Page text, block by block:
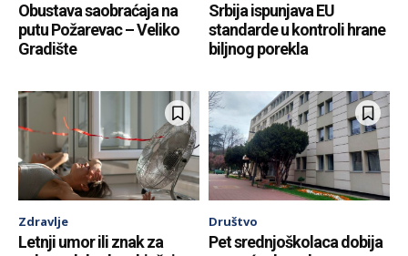
Obustava saobraćaja na
putu Požarevac – Veliko
Gradište
Srbija ispunjava EU
standarde u kontroli hrane
biljnog porekla
Zdravlje
Letnji umor ili znak za
Društvo
Pet srednjoškolaca dobija